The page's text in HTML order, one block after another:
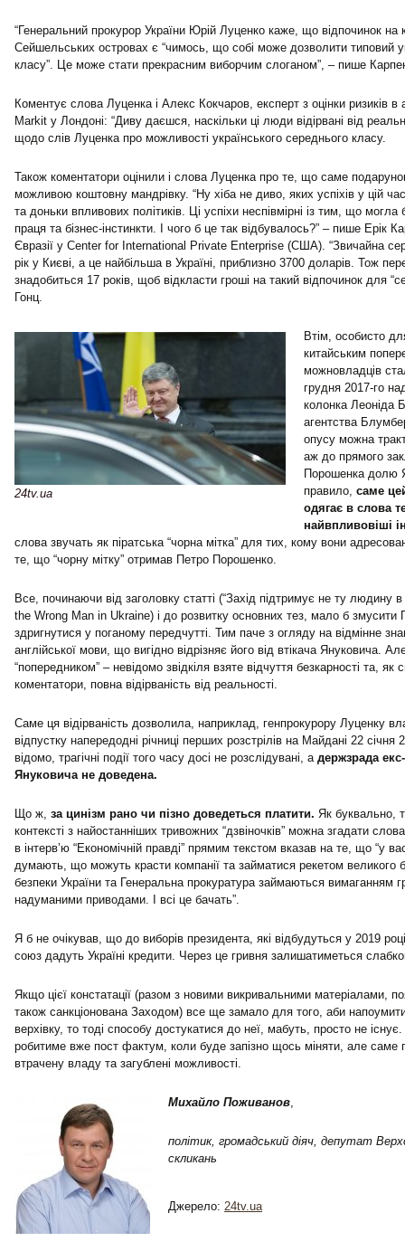
“Генеральний прокурор України Юрій Луценко каже, що відпочинок на
Сейшельських островах є “чимось, що собі може дозволити типовий
класу”. Це може стати прекрасним виборчим слоганом”, – пише
Коментує слова Луценка і Алекс Кокчаров, експерт з оцінки ризиків в
Markit у Лондоні: “Диву даєшся, наскільки ці люди відірвані від
щодо слів Луценка про можливості українського середнього класу.
Також коментатори оцінили і слова Луценка про те, що саме
можливою коштовну мандрівку. “Ну хіба не диво, яких успіхів у цій
та доньки впливових політиків. Ці успіхи неспівмірні із тим, що
праця та бізнес-інстинкти. І чого б це так відбувалось?” – пише Ерік
Євразії у Center for International Private Enterprise (США). “Звичайна
рік у Києві, а це найбільша в Україні, приблизно 3700 доларів. Тож
знадобиться 17 років, щоб відкласти гроші на такий відпочинок для
Гонц.
24tv.ua
Втім, особисто
китайським
можновладців
грудня 2017-го
колонка Леоніда
агентства
опусу можна
аж до прямого
Порошенка долю
правило, саме
одягає в слова
найвпливовіші
слова звучать як піратська “чорна мітка” для тих, кому вони
те, що “чорну мітку” отримав Петро Порошенко.
Все, починаючи від заголовку статті (“Захід підтримує не ту людину
the Wrong Man in Ukraine) і до розвитку основних тез, мало б змусити
здригнутися у поганому передчутті. Тим паче з огляду на відмінне
англійської мови, що вигідно відрізняє його від втікача Януковича.
“попередником” – невідомо звідкіля взяте відчуття безкарності та,
коментатори, повна відірваність від реальності.
Саме ця відірваність дозволила, наприклад, генпрокурору Луценку
відпустку напередодні річниці перших розстрілів на Майдані 22
відомо, трагічні події того часу досі не розслідувані, а держзрада
Януковича не доведена.
Що ж, за цинізм рано чи пізно доведеться платити. Як буквально,
контексті з найостанніших тривожних “дзвіночків” можна згадати
в інтерв’ю “Економічній правді” прямим текстом вказав на те, що “у
думають, що можуть красти компанії та займатися рекетом великого
безпеки України та Генеральна прокуратура займаються вимаганням
надуманими приводами. І всі це бачать”.
Я б не очікував, що до виборів президента, які відбудуться у 2019
союз дадуть Україні кредити. Через це гривня залишатиметься
Якщо цієї констатації (разом з новими викривальними матеріалами,
також санкціонована Заходом) все ще замало для того, аби напоумити
верхівку, то тоді способу достукатися до неї, мабуть, просто не
робитиме вже пост фактум, коли буде запізно щось міняти, але саме
втрачену владу та загублені можливості.
Михайло Поживанов,
політик, громадський діяч, депутат
скликань
Джерело: 24tv.ua